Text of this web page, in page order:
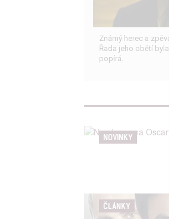
Známý herec a
Řada jeho obětí
popírá.
NOVINKY
ČLÁNKY